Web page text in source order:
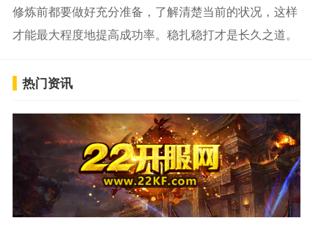
修炼前都要做好充分准备，了解清楚当前的状况，这样
才能最大程度地提高成功率。稳扎稳打才是长久之道。
热门资讯